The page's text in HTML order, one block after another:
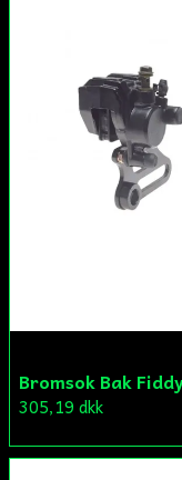
305,19 dkk